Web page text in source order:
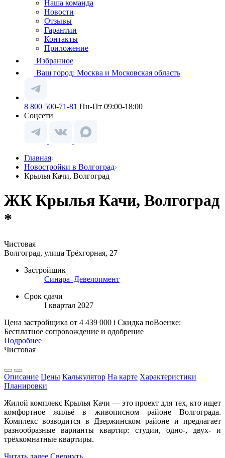
Наша команда
Новости
Отзывы
Гарантии
Контакты
Приложение
Избранное
Ваш город: Москва и Московская область
8 800 500-71-81 Пн-Пт 09:00-18:00
Соцсети
Главная
Новостройки в Волгоград
Крылья Качи, Волгоград
ЖК Крылья Качи, Волгоград
*
Чистовая
Волгоград, улица Трёхгорная, 27
Застройщик
Синара–Девелопмент
Срок сдачи
I квартал 2027
Цена застройщика от 4 439 000 i Скидка поВоенке:
Бесплатное сопровождение и одобрение
Подробнее
Чистовая
Описание Цены Калькулятор На карте Характеристики
Планировки
Жилой комплекс Крылья Качи — это проект для тех, кто ищет
комфортное жильё в живописном районе Волгограда.
Комплекс возводится в Дзержинском районе и предлагает
разнообразные варианты квартир: студии, одно-, двух- и
трёхкомнатные квартиры.
Читать далее Свернуть